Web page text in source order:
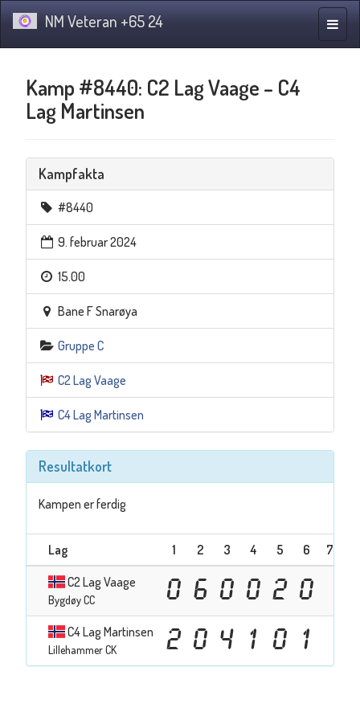
NM Veteran +65 24
Kamp #8440: C2 Lag Vaage – C4
Lag Martinsen
Kampfakta
#8440
9. februar 2024
15.00
Bane F Snarøya
Gruppe C
C2 Lag Vaage
C4 Lag Martinsen
Resultatkort
Kampen er ferdig
Lag 1 2 3 4 5 6 7
C2 Lag Vaage
Bygdøy CC 0 6 0 0 2 0
C4 Lag Martinsen
Lillehammer CK 2 0 4 1 0 1